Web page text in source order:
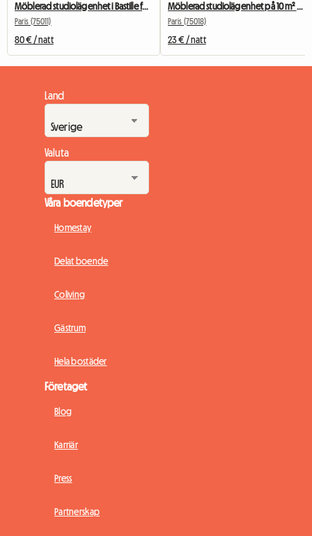
Möblerad studiolägenhet i Bastille för studenter, praktikanter eller affärsresenärer.
Paris (75011)
80 € / natt
Paris (75018)
23 € / natt
Land
Valuta
Våra boendetyper
Homestay
Delat boende
Coliving
Gästrum
Hela bostäder
Företaget
Blog
Karriär
Press
Partnerskap